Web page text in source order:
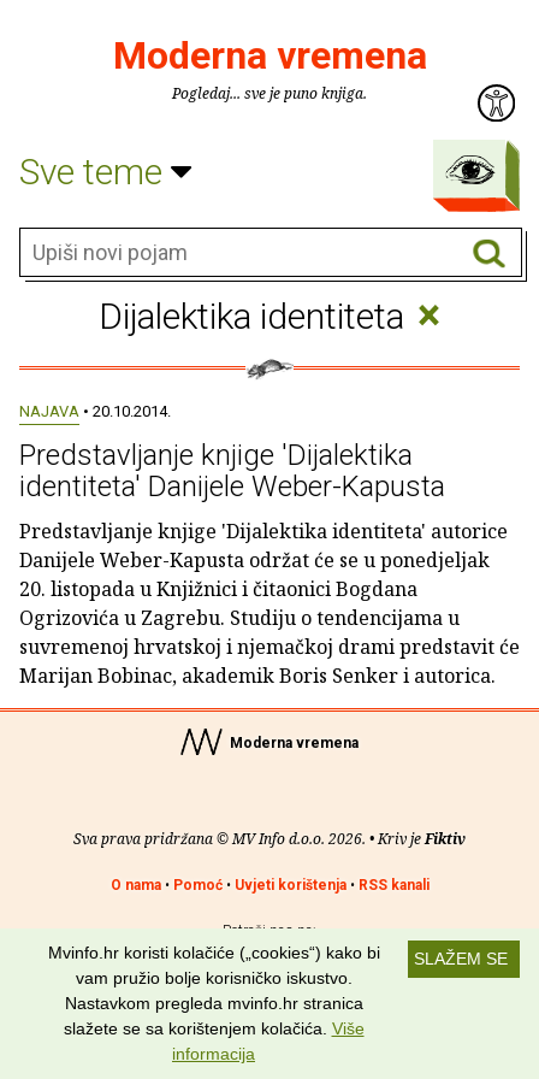
Moderna vremena
Pogledaj... sve je puno knjiga.
Sve teme
Dijalektika identiteta ×
NAJAVA • 20.10.2014.
Predstavljanje knjige 'Dijalektika
identiteta' Danijele Weber-Kapusta
Predstavljanje knjige 'Dijalektika identiteta' autorice
Danijele Weber-Kapusta održat će se u ponedjeljak
20. listopada u Knjižnici i čitaonici Bogdana
Ogrizovića u Zagrebu. Studiju o tendencijama u
suvremenoj hrvatskoj i njemačkoj drami predstavit će
Marijan Bobinac, akademik Boris Senker i autorica.
Moderna vremena
Sva prava pridržana © MV Info d.o.o. 2026. • Kriv jeFiktiv
O nama• Pomoć• Uvjeti korištenja• RSS kanali
Potraži nas na:
SLAŽEM SE
Mvinfo.hr koristi kolačiće („cookies“) kako bi
vam pružio bolje korisničko iskustvo.
Nastavkom pregleda mvinfo.hr stranica
slažete se sa korištenjem kolačića. Više
informacija